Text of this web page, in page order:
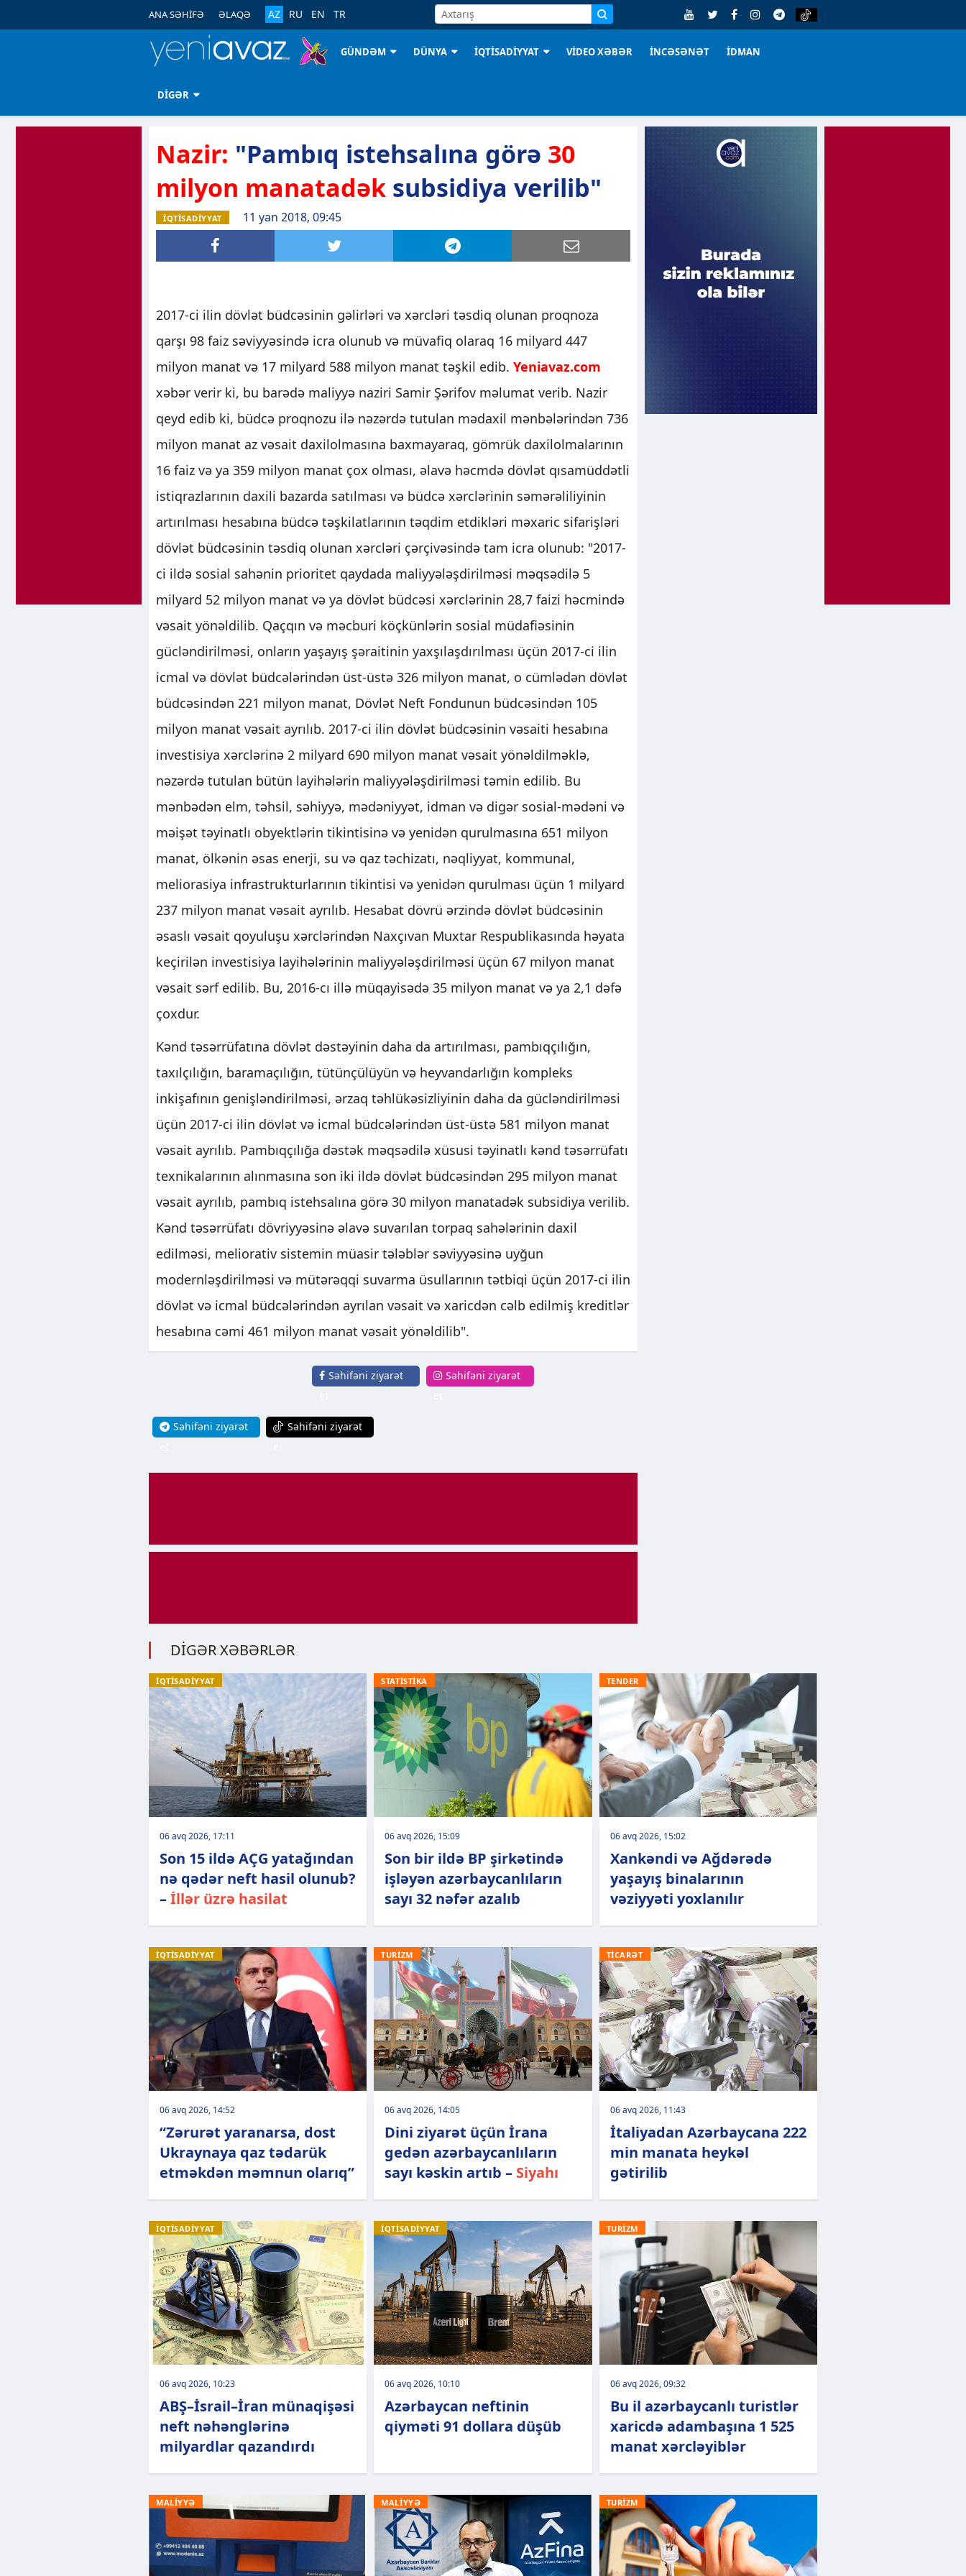
ANA SƏHİFƏ ƏLAQƏ AZ RU EN TR
GÜNDƏM DÜNYA İQTİSADİYYAT VİDEO XƏBƏR İNCƏSƏNƏT İDMAN
DİGƏR
Nazir: "Pambıq istehsalına görə 30
milyon manatadək subsidiya verilib"
İQTİSADİYYAT 11 yan 2018, 09:45
2017-ci ilin dövlət büdcəsinin gəlirləri və xərcləri təsdiq olunan proqnoza
qarşı 98 faiz səviyyəsində icra olunub və müvafiq olaraq 16 milyard 447
milyon manat və 17 milyard 588 milyon manat təşkil edib. Yeniavaz.com
xəbər verir ki, bu barədə maliyyə naziri Samir Şərifov məlumat verib. Nazir
qeyd edib ki, büdcə proqnozu ilə nəzərdə tutulan mədaxil mənbələrindən 736
milyon manat az vəsait daxilolmasına baxmayaraq, gömrük daxilolmalarının
16 faiz və ya 359 milyon manat çox olması, əlavə həcmdə dövlət qısamüddətli
istiqrazlarının daxili bazarda satılması və büdcə xərclərinin səmərəliliyinin
artırılması hesabına büdcə təşkilatlarının təqdim etdikləri məxaric sifarişləri
dövlət büdcəsinin təsdiq olunan xərcləri çərçivəsində tam icra olunub: "2017-
ci ildə sosial sahənin prioritet qaydada maliyyələşdirilməsi məqsədilə 5
milyard 52 milyon manat və ya dövlət büdcəsi xərclərinin 28,7 faizi həcmində
vəsait yönəldilib. Qaçqın və məcburi köçkünlərin sosial müdafiəsinin
gücləndirilməsi, onların yaşayış şəraitinin yaxşılaşdırılması üçün 2017-ci ilin
icmal və dövlət büdcələrindən üst-üstə 326 milyon manat, o cümlədən dövlət
büdcəsindən 221 milyon manat, Dövlət Neft Fondunun büdcəsindən 105
milyon manat vəsait ayrılıb. 2017-ci ilin dövlət büdcəsinin vəsaiti hesabına
investisiya xərclərinə 2 milyard 690 milyon manat vəsait yönəldilməklə,
nəzərdə tutulan bütün layihələrin maliyyələşdirilməsi təmin edilib. Bu
mənbədən elm, təhsil, səhiyyə, mədəniyyət, idman və digər sosial-mədəni və
məişət təyinatlı obyektlərin tikintisinə və yenidən qurulmasına 651 milyon
manat, ölkənin əsas enerji, su və qaz təchizatı, nəqliyyat, kommunal,
meliorasiya infrastrukturlarının tikintisi və yenidən qurulması üçün 1 milyard
237 milyon manat vəsait ayrılıb. Hesabat dövrü ərzində dövlət büdcəsinin
əsaslı vəsait qoyuluşu xərclərindən Naxçıvan Muxtar Respublikasında həyata
keçirilən investisiya layihələrinin maliyyələşdirilməsi üçün 67 milyon manat
vəsait sərf edilib. Bu, 2016-cı illə müqayisədə 35 milyon manat və ya 2,1 dəfə
çoxdur.
Kənd təsərrüfatına dövlət dəstəyinin daha da artırılması, pambıqçılığın,
taxılçılığın, baramaçılığın, tütünçülüyün və heyvandarlığın kompleks
inkişafının genişləndirilməsi, ərzaq təhlükəsizliyinin daha da gücləndirilməsi
üçün 2017-ci ilin dövlət və icmal büdcələrindən üst-üstə 581 milyon manat
vəsait ayrılıb. Pambıqçılığa dəstək məqsədilə xüsusi təyinatlı kənd təsərrüfatı
texnikalarının alınmasına son iki ildə dövlət büdcəsindən 295 milyon manat
vəsait ayrılıb, pambıq istehsalına görə 30 milyon manatadək subsidiya verilib.
Kənd təsərrüfatı dövriyyəsinə əlavə suvarılan torpaq sahələrinin daxil
edilməsi, meliorativ sistemin müasir tələblər səviyyəsinə uyğun
modernləşdirilməsi və mütərəqqi suvarma üsullarının tətbiqi üçün 2017-ci ilin
dövlət və icmal büdcələrindən ayrılan vəsait və xaricdən cəlb edilmiş kreditlər
hesabına cəmi 461 milyon manat vəsait yönəldilib".
Səhifəni ziyarət
Səhifəni ziyarət
Səhifəni ziyarət
Səhifəni ziyarət
DİGƏR XƏBƏRLƏR
İQTİSADİYYAT
06 avq 2026, 17:11
Son 15 ildə AÇG yatağından
nə qədər neft hasil olunub?
–İllər üzrə hasilat
STATİSTİKA
06 avq 2026, 15:09
Son bir ildə BP şirkətində
işləyən azərbaycanlıların
sayı 32 nəfər azalıb
TENDER
06 avq 2026, 15:02
Xankəndi və Ağdərədə
yaşayış binalarının
vəziyyəti yoxlanılır
İQTİSADİYYAT
06 avq 2026, 14:52
“Zərurət yaranarsa, dost
Ukraynaya qaz tədarük
etməkdən məmnun olarıq”
TURİZM
06 avq 2026, 14:05
Dini ziyarət üçün İrana
gedən azərbaycanlıların
sayı kəskin artıb – Siyahı
TİCARƏT
06 avq 2026, 11:43
İtaliyadan Azərbaycana 222
min manata heykəl
gətirilib
İQTİSADİYYAT
06 avq 2026, 10:23
ABŞ–İsrail–İran münaqişəsi
neft nəhənglərinə
milyardlar qazandırdı
İQTİSADİYYAT
06 avq 2026, 10:10
Azərbaycan neftinin
qiyməti 91 dollara düşüb
TURİZM
06 avq 2026, 09:32
Bu il azərbaycanlı turistlər
xaricdə adambaşına 1 525
manat xərcləyiblər
MALİYYƏ MALİYYƏ TURİZM